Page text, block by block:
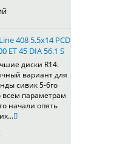
408 5.5x14 PCD
ET 45 DIA 56.1 S
диски R14.
вариант для
сивик 5-6го
всем параметрам
начали опять